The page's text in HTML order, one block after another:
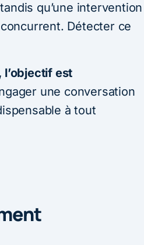
qu’une intervention
Détecter ce
est
une conversation
à tout